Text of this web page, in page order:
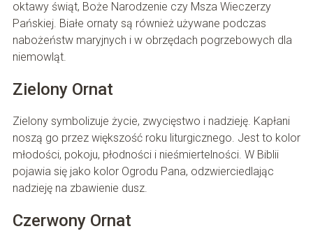
oktawy świąt, Boże Narodzenie czy Msza Wieczerzy
Pańskiej. Białe ornaty są również używane podczas
nabożeństw maryjnych i w obrzędach pogrzebowych dla
niemowląt.
Zielony Ornat
Zielony symbolizuje życie, zwycięstwo i nadzieję. Kapłani
noszą go przez większość roku liturgicznego. Jest to kolor
młodości, pokoju, płodności i nieśmiertelności. W Biblii
pojawia się jako kolor Ogrodu Pana, odzwierciedlając
nadzieję na zbawienie dusz.
Czerwony Ornat